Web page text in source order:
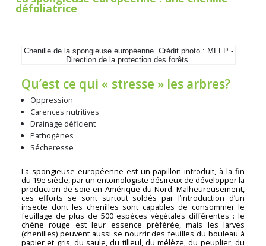
défoliatrice
Chenille de la spongieuse européenne. Crédit photo : MFFP -
Direction de la protection des forêts.
Qu’est ce qui « stresse » les arbres?
Oppression
Carences nutritives
Drainage déficient
Pathogènes
Sécheresse
La spongieuse européenne est un papillon introduit, à la fin
du 19e siècle, par un entomologiste désireux de développer la
production de soie en Amérique du Nord. Malheureusement,
ces efforts se sont surtout soldés par l’introduction d’un
insecte dont les chenilles sont capables de consommer le
feuillage de plus de 500 espèces végétales différentes : le
chêne rouge est leur essence préférée, mais les larves
(chenilles) peuvent aussi se nourrir des feuilles du bouleau à
papier et gris, du saule, du tilleul, du mélèze, du peuplier, du